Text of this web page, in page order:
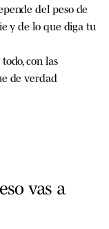
del peso de
y de lo que diga tu
con las
de verdad
vas a